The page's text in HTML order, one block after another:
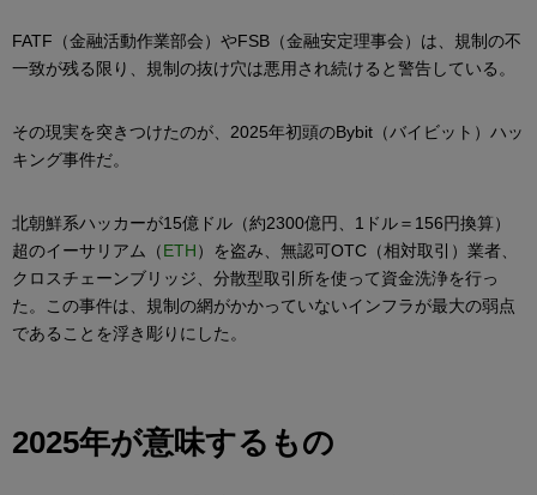
FATF（金融活動作業部会）やFSB（金融安定理事会）は、規制の不
一致が残る限り、規制の抜け穴は悪用され続けると警告している。
その現実を突きつけたのが、2025年初頭のBybit（バイビット）ハッ
キング事件だ。
北朝鮮系ハッカーが15億ドル（約2300億円、1ドル＝156円換算）
超のイーサリアム（ETH）を盗み、無認可OTC（相対取引）業者、
クロスチェーンブリッジ、分散型取引所を使って資金洗浄を行っ
た。この事件は、規制の網がかかっていないインフラが最大の弱点
であることを浮き彫りにした。
2025年が意味するもの